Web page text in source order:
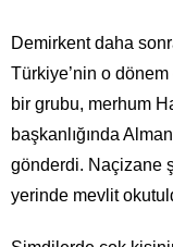
Demirkent daha
Türkiye’nin o
bir grubu, merhum
başkanlığında
gönderdi. Naçizane
yerinde mevlit